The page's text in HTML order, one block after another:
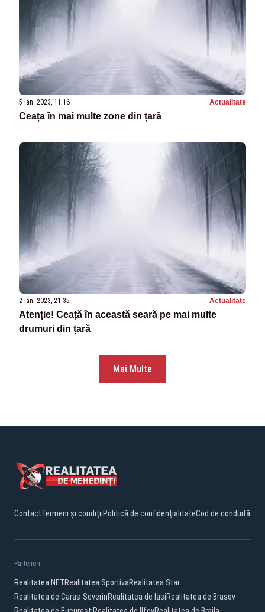
5 ian. 2023, 11:16 Actualitate
Ceața în mai multe zone din țară
2 ian. 2023, 21:35 Actualitate
Atenție! Ceață în această seară pe mai multe
drumuri din țară
Mai Multe
ContactTermeni și condițiiPolitică de confidențialitateCod de conduită
Parteneri:
Realitatea.NETRealitatea SportivaRealitatea Star
Realitatea de Caras-SeverinRealitatea de IasiRealitatea de Brasov